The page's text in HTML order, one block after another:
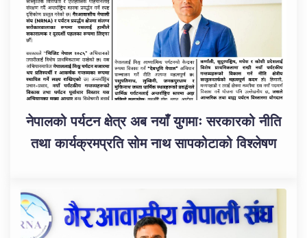
नेपालको पर्यटन क्षेत्र अब नयाँ युगमाः सरकारको नीति
तथा कार्यक्रमप्रति सोम नाथ सापकोटाको विश्लेषण